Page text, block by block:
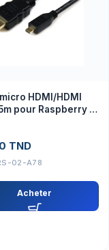
HDMI/HDMI
pour Raspberry Pi
TND
02-A78
Acheter